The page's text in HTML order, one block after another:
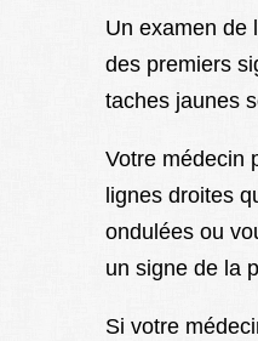
Un examen de
des premiers
taches jaunes
Votre médecin
lignes droites
ondulées ou
un signe de la
Si votre